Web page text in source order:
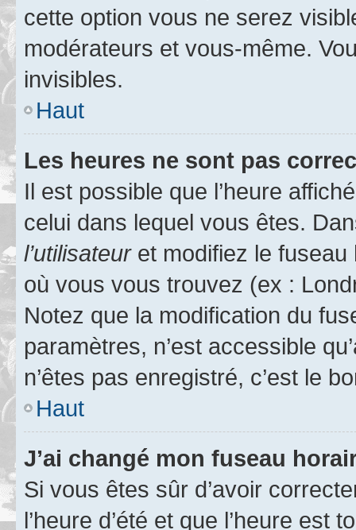
cette option vous ne serez
modérateurs et vous-même.
invisibles.
Haut
Les heures ne sont pas
Il est possible que l’heure
celui dans lequel vous êtes.
l’utilisateuret modifiez le fuseau
où vous vous trouvez (ex :
Notez que la modification du
paramètres, n’est accessible
n’êtes pas enregistré, c’est le
Haut
J’ai changé mon fuseau
Si vous êtes sûr d’avoir
l’heure d’été et que l’heure est